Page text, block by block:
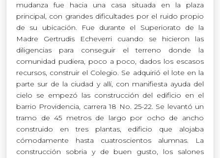
mudanza fue hacia una casa situada en la plaza
principal, con grandes dificultades por el ruido propio
de su ubicación. Fue durante el Superiorato de la
Madre Gertrudis Echeverri cuando se hicieron las
diligencias para conseguir el terreno donde la
comunidad pudiera, poco a poco, dados los escasos
recursos, construir el Colegio. Se adquirió el lote en la
parte sur de la ciudad y allí, con manifiesta ayuda del
cielo se empezó las construcción del edificio en el
barrio Providencia, carrera 18 No. 25-22. Se levantó un
tramo de 45 metros de largo por ocho de ancho
construido en tres plantas, edificio que alojaba
cómodamente hasta cuatroscientos alumnas. La
construcción sobria y de buen gusto, los salones